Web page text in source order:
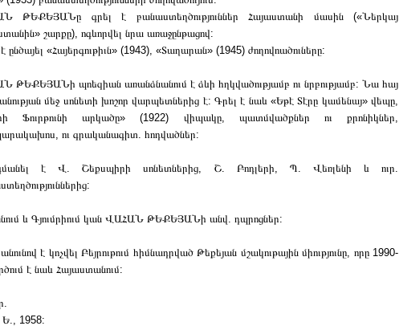
ԹԵՔԵՅԱՆը գրել է բանաստեղծություններ Հայաստանի մասին («Ներկայ
շարքը), ոգևորվել նրա առաջընթացով:
է ընծայել «Հայերգութիւն» (1943), «Տաղարան» (1945) ժողովոածուները:
ԹԵՔԵՅԱՆի պոեզիան առանձնանում է ձևի հղկվածությամբ ու նրբությամբ: Նա հայ
մեջ սոնետի խոշոր վարպետներից է: Գրել է նաև «Եթէ Տէրը կամենայ» վեպը,
Ֆուրթունի արկածը» (1922) վիպակը, պատմվածքներ ու քրոնիկներ,
ու գրականագիտ. հոդվածներ:
է Վ. Շեքսպիրի սոնետներից, Շ. Բոդլերի, Պ. Վեռլենի և ուր.
և Գյումրիում կան ՎԱՀԱՆ ԹԵՔԵՅԱՆի անվ. դպրոցներ:
է կոչվել Բեյրութում հիմնադրված Թեքեյան մշակութային միությունը, որը 1990-
է նաև Հայաստանում:
1958: